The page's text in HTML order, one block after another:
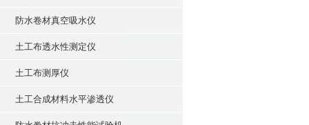
防水卷材真空吸水仪
土工布透水性测定仪
土工布测厚仪
土工合成材料水平渗透仪